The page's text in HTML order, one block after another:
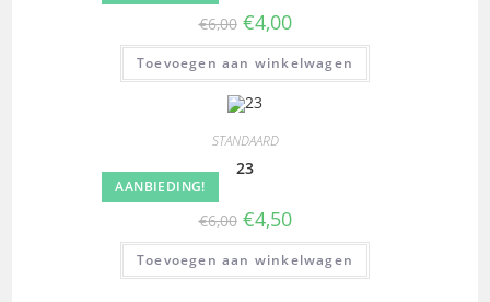
€6,00 €4,00
Toevoegen aan winkelwagen
AANBIEDING!
STANDAARD
23
€6,00 €4,50
Toevoegen aan winkelwagen